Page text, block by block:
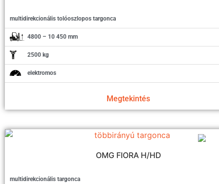
multidirekcionális tolóoszlopos targonca
4800 – 10 450 mm
2500 kg
elektromos
Megtekintés
OMG FIORA H/HD
multidirekcionális targonca